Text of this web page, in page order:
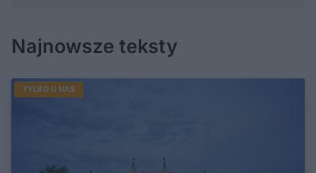
Najnowsze teksty
TYLKO U NAS